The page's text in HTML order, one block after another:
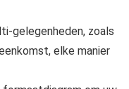
gelegenheden, zoals
elke manier